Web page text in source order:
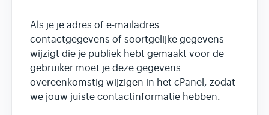
Contact
Klantenpaneel →
Als je je adres of e-mailadres
contactgegevens of soortgelijke gegevens
wijzigt die je publiek hebt gemaakt voor de
gebruiker moet je deze gegevens
overeenkomstig wijzigen in het cPanel, zodat
we jouw juiste contactinformatie hebben.